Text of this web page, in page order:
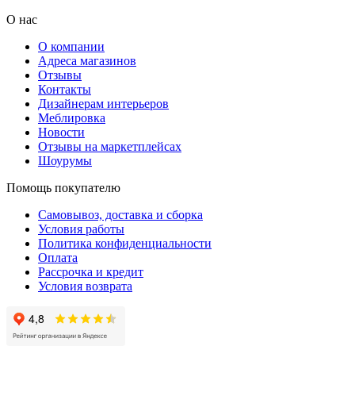
О нас
О компании
Адреса магазинов
Отзывы
Контакты
Дизайнерам интерьеров
Меблировка
Новости
Отзывы на маркетплейсах
Шоурумы
Помощь покупателю
Самовывоз, доставка и сборка
Условия работы
Политика конфиденциальности
Оплата
Рассрочка и кредит
Условия возврата